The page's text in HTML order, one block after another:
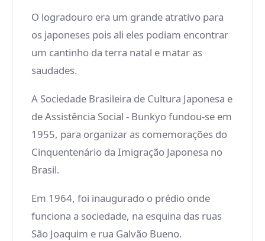
O logradouro era um grande atrativo para
os japoneses pois ali eles podiam encontrar
um cantinho da terra natal e matar as
saudades.
A Sociedade Brasileira de Cultura Japonesa e
de Assistência Social - Bunkyo fundou-se em
1955, para organizar as comemorações do
Cinquentenário da Imigração Japonesa no
Brasil.
Em 1964, foi inaugurado o prédio onde
funciona a sociedade, na esquina das ruas
São Joaquim e rua Galvão Bueno.